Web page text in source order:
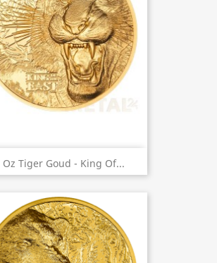
Oz Tiger Goud - King Of...